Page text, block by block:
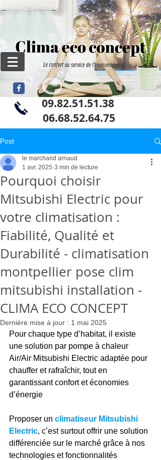
09.82.51.51.38
06.68.52.64.75
Post
Pourquoi choisir
Mitsubishi Electric pour
votre climatisation :
Fiabilité, Qualité et
Durabilité - climatisation
montpellier pose clim
mitsubishi installation -
CLIMA ECO CONCEPT
le marchand arnaud
1 avr. 2025 3 min de lecture
Dernière mise à jour : 1 mai 2025
Pour chaque type d’habitat, il existe
une solution par pompe à chaleur
Air/Air Mitsubishi Electric adaptée pour
chauffer et rafraîchir, tout en
garantissant confort et économies
d’énergie
Proposer un climatiseur Mitsubishi
Electric, c’est surtout offrir une solution
différenciée sur le marché grâce à nos
technologies et fonctionnalités